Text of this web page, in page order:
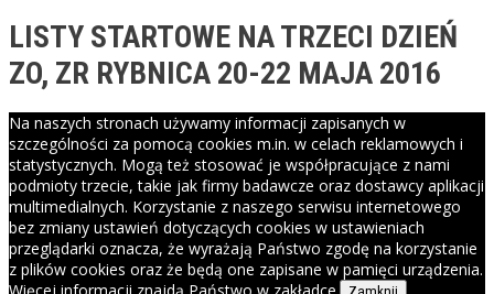
LISTY STARTOWE NA TRZECI DZIEŃ
ZO, ZR RYBNICA 20-22 MAJA 2016
Na naszych stronach używamy informacji zapisanych w
szczególności za pomocą cookies m.in. w celach reklamowych i
statystycznych. Mogą też stosować je współpracujące z nami
podmioty trzecie, takie jak firmy badawcze oraz dostawcy aplikacji
multimedialnych. Korzystanie z naszego serwisu internetowego
bez zmiany ustawień dotyczących cookies w ustawieniach
przeglądarki oznacza, że wyrażają Państwo zgodę na korzystanie
z plików cookies oraz że będą one zapisane w pamięci urządzenia.